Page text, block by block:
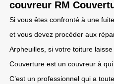
couvreur RM
Si vous êtes confronté à une
et vous devez procéder aux
Arpheuilles, si votre toiture laisse
Couverture est un couvreur à
C’est un professionnel qui a